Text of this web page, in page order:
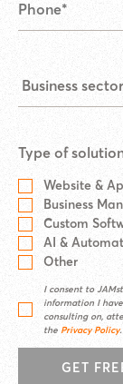
Type of
Website &
Business
Custom
AI &
Other
I consent to
information I
consulting on,
the Privacy Policy.
GET